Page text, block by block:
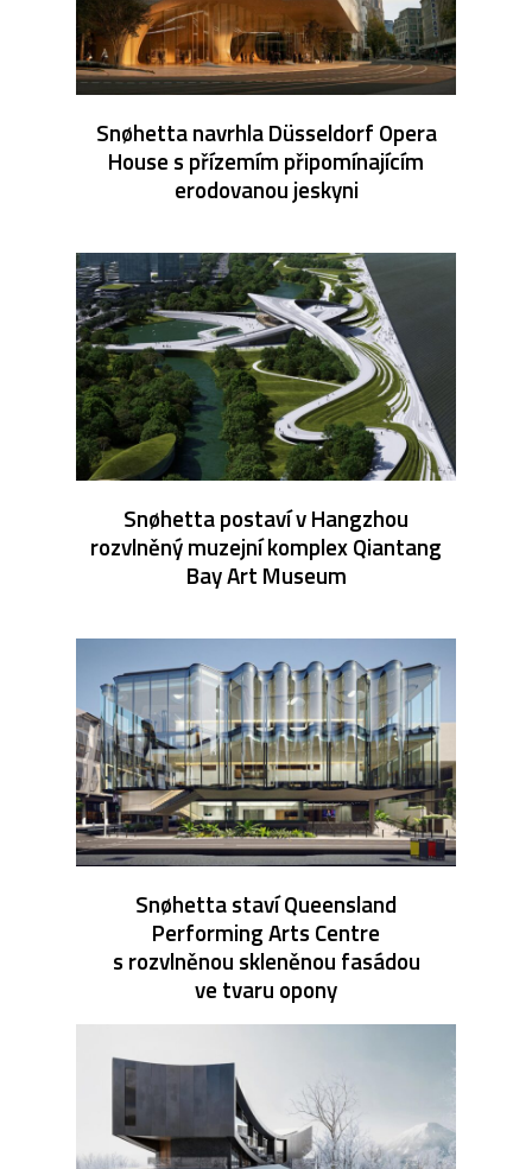
Snøhetta navrhla Düsseldorf Opera
House s přízemím připomínajícím
erodovanou jeskyni
Snøhetta postaví v Hangzhou
rozvlněný muzejní komplex Qiantang
Bay Art Museum
Snøhetta staví Queensland
Performing Arts Centre
s rozvlněnou skleněnou fasádou
ve tvaru opony